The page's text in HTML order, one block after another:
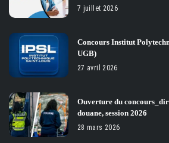
7 juillet 2026
Concours Institut
UGB)
27 avril 2026
Ouverture du
douane, session 2026
28 mars 2026